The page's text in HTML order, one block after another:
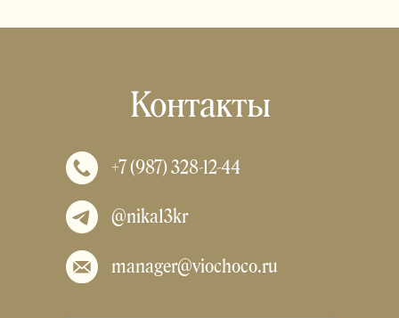
Контакты
+7 (987) 328-12-44
@nika13kr
manager@viochoco.ru